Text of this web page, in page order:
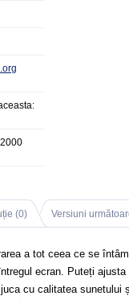
(0) Versiuni
a tot ceea ce se
ecran. Puteți
cu calitatea sunetului